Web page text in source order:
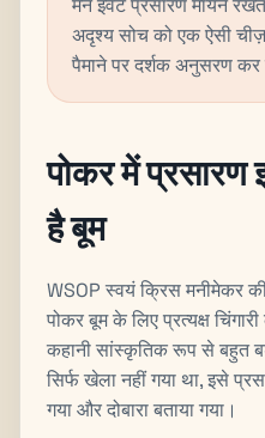
मेन इवेंट प्रसारण मायने
अदृश्य सोच को एक ऐसी
पैमाने पर दर्शक अनुसरण
पोकर में प्रसारण
है बूम
WSOP स्वयं क्रिस मनीमेकर
पोकर बूम के लिए प्रत्यक्ष
कहानी सांस्कृतिक रूप से बहुत
सिर्फ खेला नहीं गया था, इसे
गया और दोबारा बताया गया।